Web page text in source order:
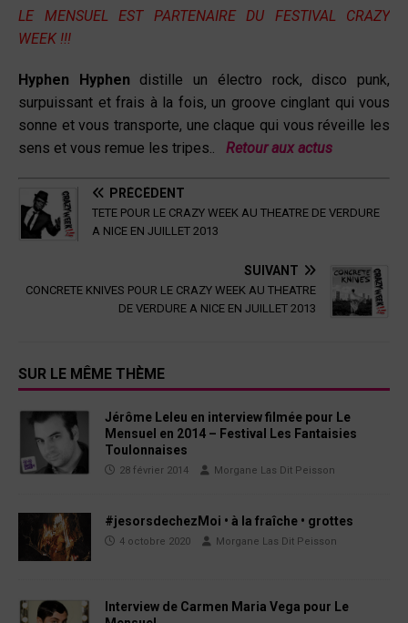
LE MENSUEL EST PARTENAIRE DU FESTIVAL CRAZY
WEEK !!!
Hyphen Hyphen distille un électro rock, disco punk,
surpuissant et frais à la fois, un groove cinglant qui vous
sonne et vous transporte, une claque qui vous réveille les
sens et vous remue les tripes.. Retour aux actus
PRÉCÉDENT
TETE POUR LE CRAZY WEEK AU THEATRE DE VERDURE
A NICE EN JUILLET 2013
SUIVANT
CONCRETE KNIVES POUR LE CRAZY WEEK AU THEATRE
DE VERDURE A NICE EN JUILLET 2013
SUR LE MÊME THÈME
Jérôme Leleu en interview filmée pour Le
Mensuel en 2014 – Festival Les Fantaisies
Toulonnaises
28 février 2014 Morgane Las Dit Peisson
#jesorsdechezMoi • à la fraîche • grottes
4 octobre 2020 Morgane Las Dit Peisson
Interview de Carmen Maria Vega pour Le